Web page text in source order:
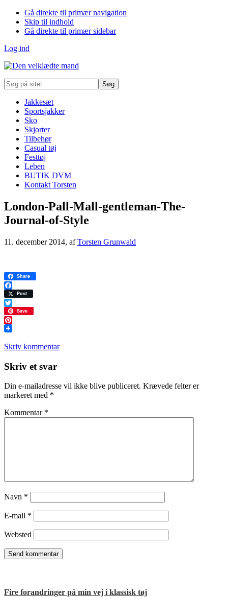
Gå direkte til primær navigation
Skip til indhold
Gå direkte til primær sidebar
Log ind
Søg
på
Jakkesæt
Sportsjakker
Sko
Skjorter
Tilbehør
Casual tøj
Festtøj
Leben
BUTIK DVM
Kontakt Torsten
London-Pall-Mall-gentleman-The-
Journal-of-Style
11. december 2014, afTorsten Grunwald
Share
Facebook
Post
Twitter
Save
Pinterest
Skriv kommentar
Læserinteraktioner
Skriv et svar
Din e-mailadresse vil ikke blive publiceret. Krævede felter er
markeret med *
Kommentar *
Navn *
E-mail *
Websted
Fire forandringer på min vej i klassisk tøj